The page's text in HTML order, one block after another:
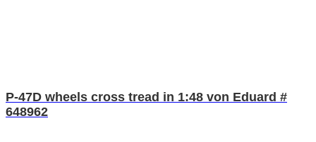
P-47D wheels cross tread in 1:48 von Eduard #
648962